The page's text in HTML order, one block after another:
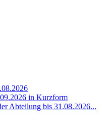
in Kurzform
Abteilung bis 31.08.2026...